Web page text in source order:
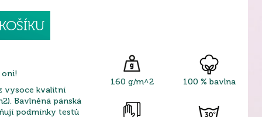
oni!
vysoce kvalitní
Bavlněná pánská
podmínky testů
160 g/m^2 100 % bavlna